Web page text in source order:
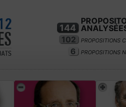
144
102
PROPOSITIONS
6 PROPOSITIONS